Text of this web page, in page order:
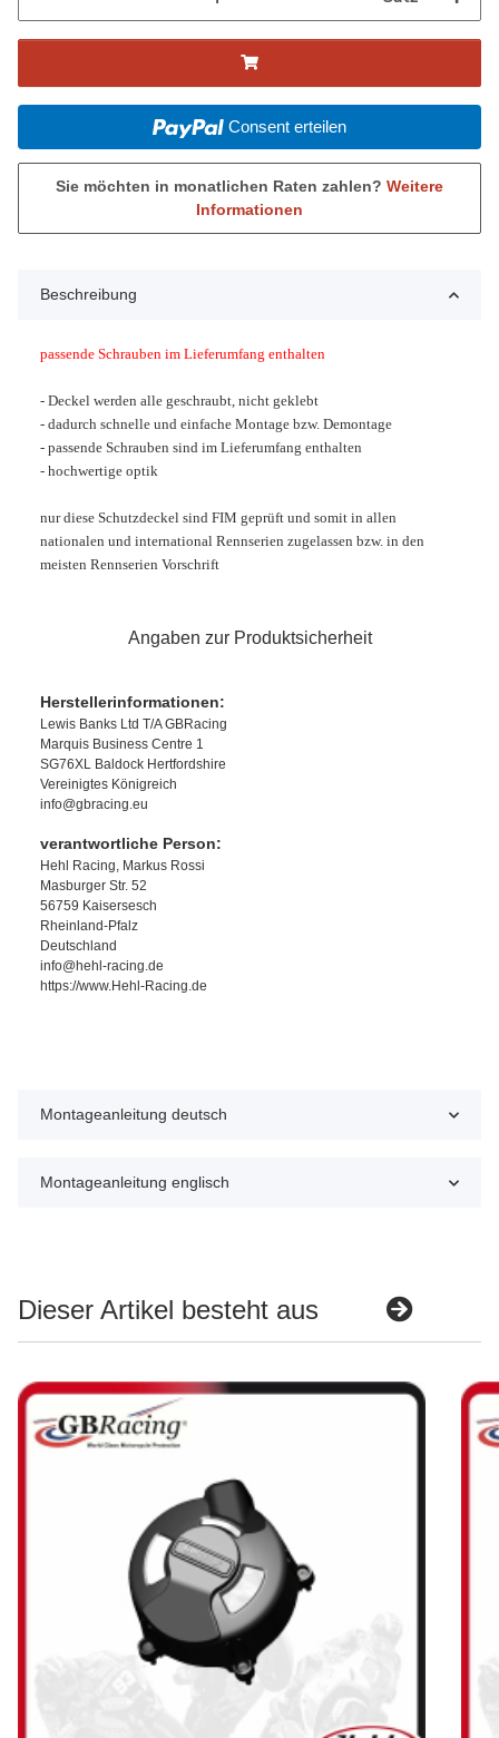
Consent erteilen
Sie möchten in monatlichen Raten zahlen? Weitere
Informationen
Beschreibung
passende Schrauben im Lieferumfang enthalten
- Deckel werden alle geschraubt, nicht geklebt
- dadurch schnelle und einfache Montage bzw. Demontage
- passende Schrauben sind im Lieferumfang enthalten
- hochwertige optik
nur diese Schutzdeckel sind FIM geprüft und somit in allen
nationalen und international Rennserien zugelassen bzw. in den
meisten Rennserien Vorschrift
Angaben zur Produktsicherheit
Herstellerinformationen:
Lewis Banks Ltd T/A GBRacing
Marquis Business Centre 1
SG76XL Baldock Hertfordshire
Vereinigtes Königreich
info@gbracing.eu
verantwortliche Person:
Hehl Racing, Markus Rossi
Masburger Str. 52
56759 Kaisersesch
Rheinland-Pfalz
Deutschland
info@hehl-racing.de
https://www.Hehl-Racing.de
Montageanleitung deutsch
Montageanleitung englisch
Dieser Artikel besteht aus